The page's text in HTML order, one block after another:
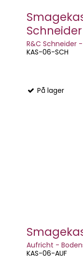
Schneider
R&C Schneider
KAS-06-SCH
På lager
Aufricht -
KAS-06-AUF